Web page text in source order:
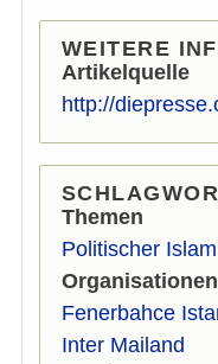
WEITERE
Artikelquelle
http://
Themen
Politischer Islam
Organisationen
Fenerbahce
Inter Mailand